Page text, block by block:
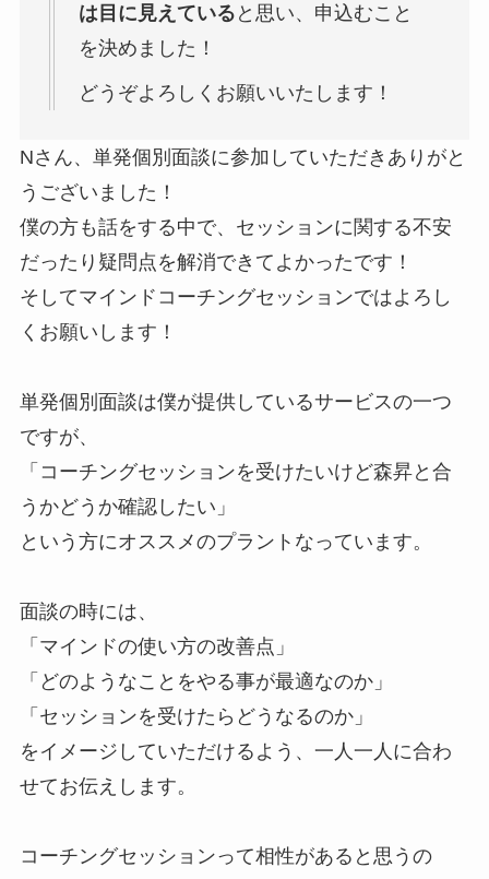
は目に見えている と思い、申込むこと
を決めました！
どうぞよろしくお願いいたします！
Nさん、単発個別面談に参加していただきありがと
うございました！
僕の方も話をする中で、セッションに関する不安
だったり疑問点を解消できてよかったです！
そしてマインドコーチングセッションではよろし
くお願いします！
単発個別面談は僕が提供しているサービスの一つ
ですが、
「コーチングセッションを受けたいけど森昇と合
うかどうか確認したい」
という方にオススメのプラントなっています。
面談の時には、
「マインドの使い方の改善点」
「どのようなことをやる事が最適なのか」
「セッションを受けたらどうなるのか」
をイメージしていただけるよう、一人一人に合わ
せてお伝えします。
コーチングセッションって相性があると思うの